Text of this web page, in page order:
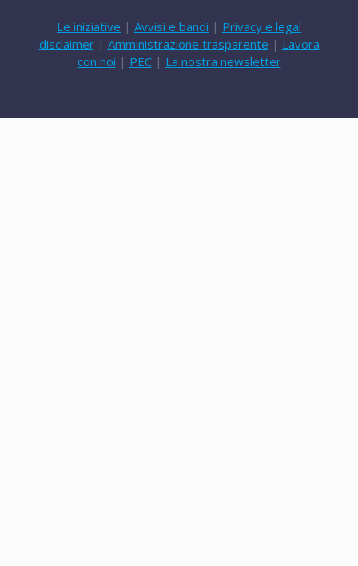
Le iniziative | Avvisi e bandi | Privacy e legal
disclaimer| Amministrazione trasparente | Lavora
con noi | PEC| La nostra newsletter